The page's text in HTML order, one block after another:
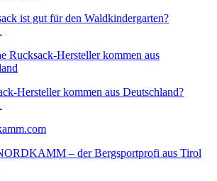
ist gut für den Waldkindergarten?
Hersteller kommen aus Deutschland?
– der Bergsportprofi aus Tirol